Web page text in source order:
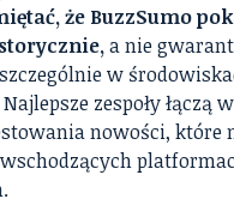
że BuzzSumo
a nie
w
zespoły łączą
nowości, które
wschodzących